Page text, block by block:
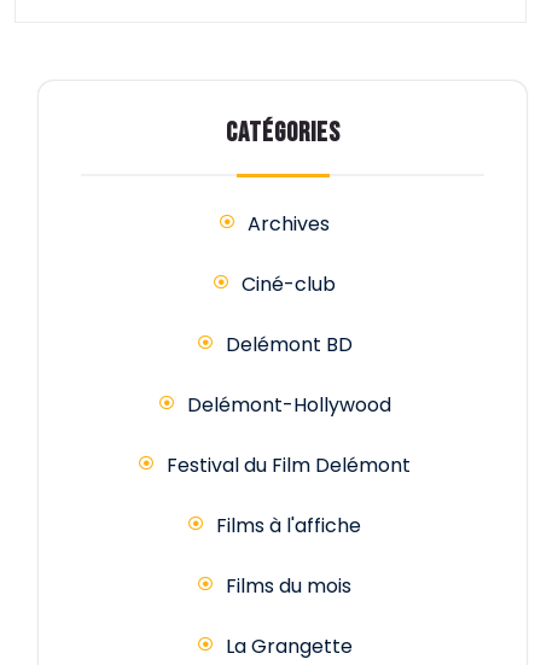
CATÉGORIES
Archives
Ciné-club
Delémont BD
Delémont-Hollywood
Festival du Film Delémont
Films à l'affiche
Films du mois
La Grangette